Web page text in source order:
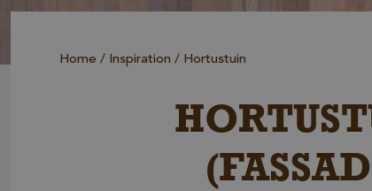
Home Inspiration Hortustuin